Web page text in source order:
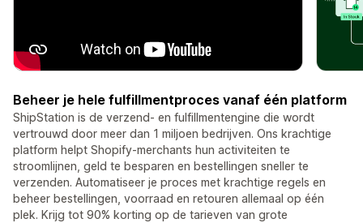
Beheer je hele fulfillmentproces vanaf één platform
ShipStation is de verzend- en fulfillmentengine die wordt
vertrouwd door meer dan 1 miljoen bedrijven. Ons krachtige
platform helpt Shopify-merchants hun activiteiten te
stroomlijnen, geld te besparen en bestellingen sneller te
verzenden. Automatiseer je proces met krachtige regels en
beheer bestellingen, voorraad en retouren allemaal op één
plek. Krijg tot 90% korting op de tarieven van grote